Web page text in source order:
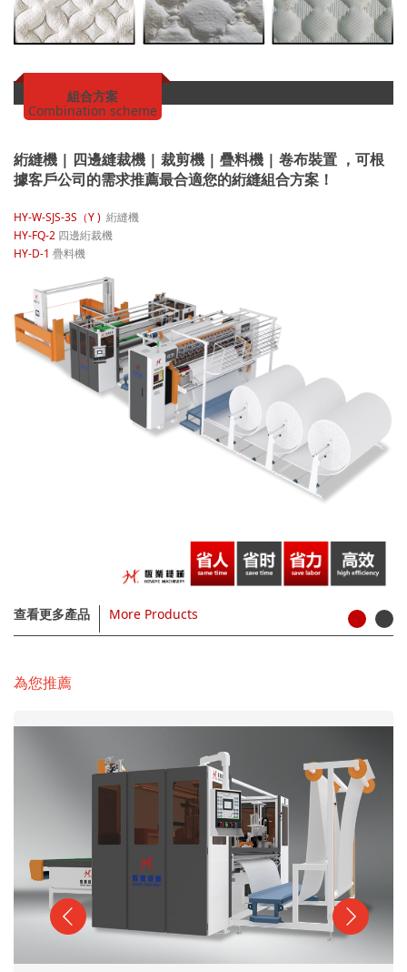
組合方案
Combination scheme
絎縫機 | 四邊縫裁機 | 裁剪機 | 疊料機 | 卷布裝置 ，可根
據客戶公司的需求推薦最合適您的絎縫組合方案！
HY-W-SJS-3S（Y ) 絎縫機
HY-FQ-2 四邊絎裁機
HY-D-1 疊料機
查看更多產品 More Products
為您推薦